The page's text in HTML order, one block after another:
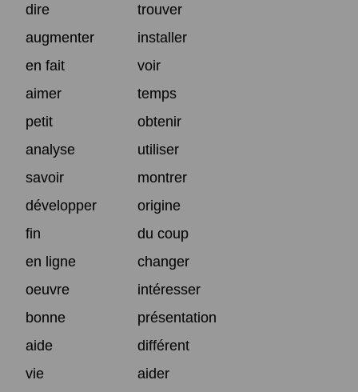
dire
trouver
augmenter
installer
en fait
voir
aimer
temps
petit
obtenir
analyse
utiliser
savoir
montrer
développer
origine
fin
du coup
en ligne
changer
oeuvre
intéresser
bonne
présentation
aide
différent
vie
aider